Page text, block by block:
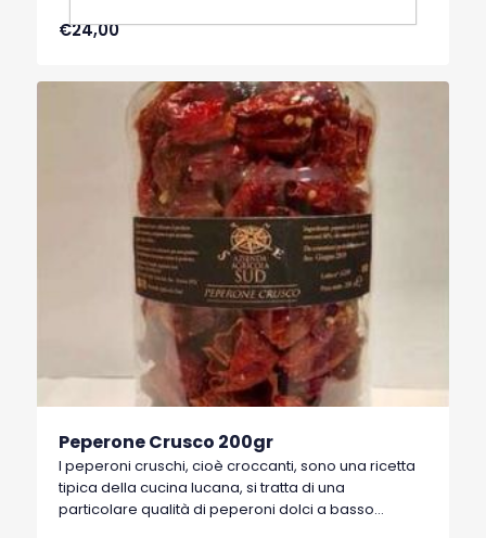
Basilicata, che hanno ottenuto nel 1996 il marchio
€24,00
Peperone Crusco 200gr
I peperoni cruschi, cioè croccanti, sono una ricetta
tipica della cucina lucana, si tratta di una
particolare qualità di peperoni dolci a basso